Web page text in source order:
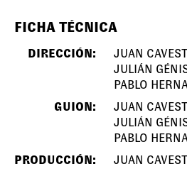
FICHA TÉCNICA
DIRECCIÓN:
JUAN
JULIÁN
PABLO
GUION:
JUAN
JULIÁN
PABLO
PRODUCCIÓN:
JUAN